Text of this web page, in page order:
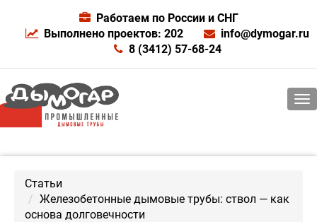
Работаем по России и СНГ
Выполнено проектов: 202
info@dymogar.ru
8 (3412) 57-68-24
Статьи
Железобетонные дымовые трубы: ствол — как
основа долговечности